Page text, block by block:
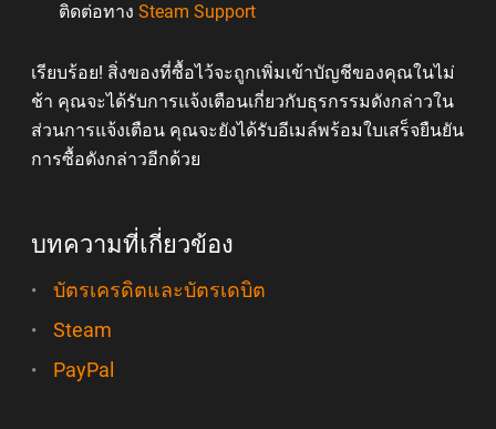
ติดต่อทาง Steam Support
เรียบร้อย! สิ่งของที่ซื้อไว้จะถูกเพิ่มเข้าบัญชีของคุณในไม่
ช้า คุณจะได้รับการแจ้งเตือนเกี่ยวกับธุรกรรมดังกล่าวใน
ส่วนการแจ้งเตือน คุณจะยังได้รับอีเมล์พร้อมใบเสร็จยืนยัน
การซื้อดังกล่าวอีกด้วย
บทความที่เกี่ยวข้อง
บัตรเครดิตและบัตรเดบิต
Steam
PayPal